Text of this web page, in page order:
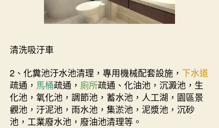
清洗吸汙車
2、化糞池汙水池清理，專用機械配套設施， 下水道
疏通， 馬桶疏通， 廁所疏通、化油池，沉澱池，生
化池，氧化池，調節池，蓄水池，人工湖，園區景
觀池，汙泥池，雨水池，集淤池，泥漿池，沉砂
池，工業廢水池，廢油池清理等。